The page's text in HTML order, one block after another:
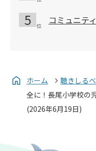
コミュニテ
ホーム 聴きしる
全に！長尾小学校の
(2026年6月19日)